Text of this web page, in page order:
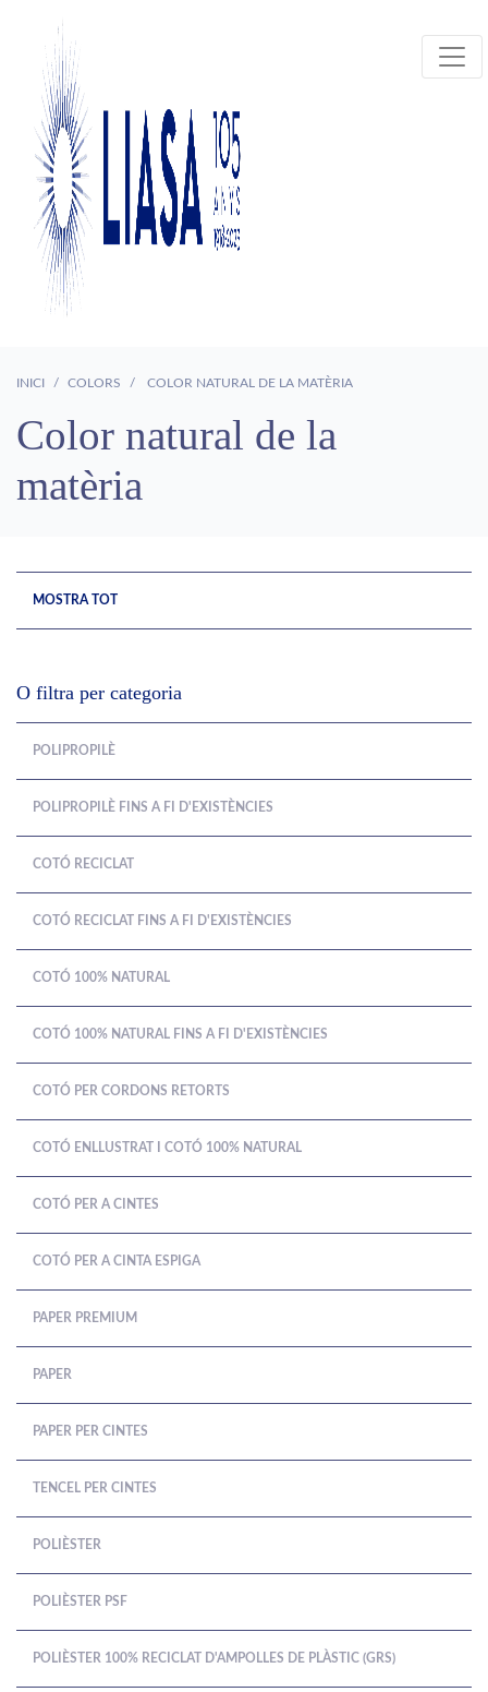
INICI COLORS COLOR NATURAL DE LA MATÈRIA
Color natural de la
matèria
MOSTRA TOT
O filtra per categoria
POLIPROPILÈ
POLIPROPILÈ FINS A FI D'EXISTÈNCIES
COTÓ RECICLAT
COTÓ RECICLAT FINS A FI D'EXISTÈNCIES
COTÓ 100% NATURAL
COTÓ 100% NATURAL FINS A FI D'EXISTÈNCIES
COTÓ PER CORDONS RETORTS
COTÓ ENLLUSTRAT I COTÓ 100% NATURAL
COTÓ PER A CINTES
COTÓ PER A CINTA ESPIGA
PAPER PREMIUM
PAPER
PAPER PER CINTES
TENCEL PER CINTES
POLIÈSTER
POLIÈSTER PSF
POLIÈSTER 100% RECICLAT D'AMPOLLES DE PLÀSTIC (GRS)